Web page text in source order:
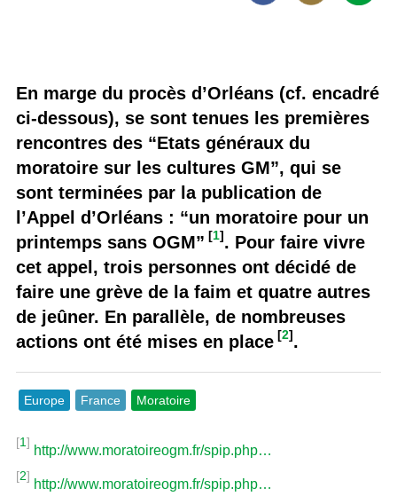
En marge du procès d’Orléans (cf. encadré
ci-dessous), se sont tenues les premières
rencontres des “Etats généraux du
moratoire sur les cultures GM”, qui se
sont terminées par la publication de
l’Appel d’Orléans : “un moratoire pour un
printemps sans OGM” [1]. Pour faire vivre
cet appel, trois personnes ont décidé de
faire une grève de la faim et quatre autres
de jeûner. En parallèle, de nombreuses
actions ont été mises en place [2].
Europe France Moratoire
[1]
http://www.moratoireogm.fr/spip.php…
[2]
http://www.moratoireogm.fr/spip.php…